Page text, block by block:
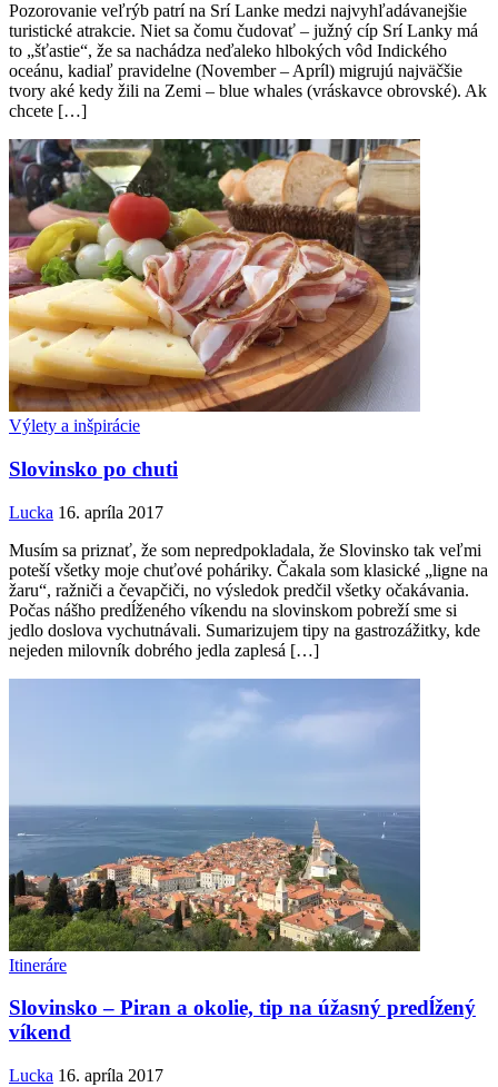
Pozorovanie veľrýb patrí na Srí Lanke medzi najvyhľadávanejšie
turistické atrakcie. Niet sa čomu čudovať – južný cíp Srí Lanky má
to „šťastie“, že sa nachádza neďaleko hlbokých vôd Indického
oceánu, kadiaľ pravidelne (November – Apríl) migrujú najväčšie
tvory aké kedy žili na Zemi – blue whales (vráskavce obrovské). Ak
chcete […]
Výlety a inšpirácie
Slovinsko po chuti
Lucka 16. apríla 2017
Musím sa priznať, že som nepredpokladala, že Slovinsko tak veľmi
poteší všetky moje chuťové poháriky. Čakala som klasické „ligne na
žaru“, ražniči a čevapčiči, no výsledok predčil všetky očakávania.
Počas nášho predĺženého víkendu na slovinskom pobreží sme si
jedlo doslova vychutnávali. Sumarizujem tipy na gastrozážitky, kde
nejeden milovník dobrého jedla zaplesá […]
Itineráre
Slovinsko – Piran a okolie, tip na úžasný predĺžený
víkend
Lucka 16. apríla 2017